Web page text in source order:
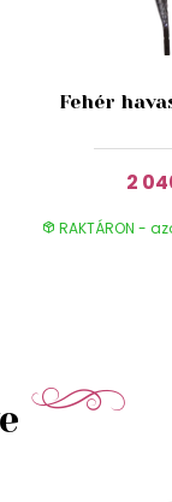
Fehér
2
RAKTÁRON -